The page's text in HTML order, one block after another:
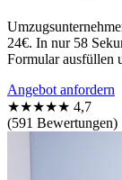
24€. In nur 58
Formular ausfüllen
Angebot anfordern
★★★★★ 4,7
(591 Bewertungen)